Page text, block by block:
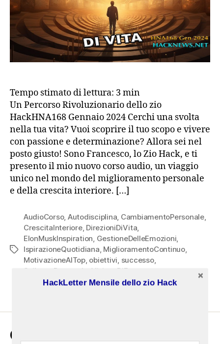
Tempo stimato di lettura: 3 min
Un Percorso Rivoluzionario dello zio
HackHNA168 Gennaio 2024 Cerchi una svolta
nella tua vita? Vuoi scoprire il tuo scopo e vivere
con passione e determinazione? Allora sei nel
posto giusto! Sono Francesco, lo Zio Hack, e ti
presento il mio nuovo corso audio, un viaggio
unico nel mondo del miglioramento personale
e della crescita interiore. […]
Tag
AudioCorso, Autodisciplina, CambiamentoPersonale,
CrescitaInteriore, DirezioniDiVita,
ElonMuskInspiration, GestioneDelleEmozioni,
IspirazioneQuotidiana, MiglioramentoContinuo,
MotivazioneAlTop, obiettivi, successo,
SviluppoPersonale
,VisioneDiFuturo
ZioHackConsiglia
CERCA
HackLetter Mensile dello zio Hack